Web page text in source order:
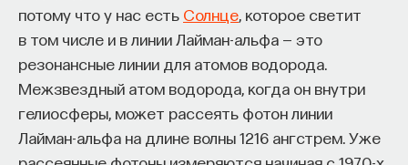
потому что у нас есть Солнце , которое светит
в том числе и в линии Лайман-альфа — это
резонансные линии для атомов водорода.
Межзвездный атом водорода, когда он внутри
гелиосферы, может рассеять фотон линии
Лайман-альфа на длине волны 1216 ангстрем. Уже